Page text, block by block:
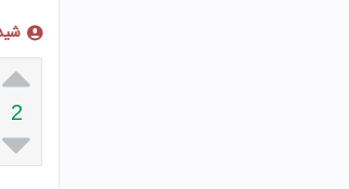

2
